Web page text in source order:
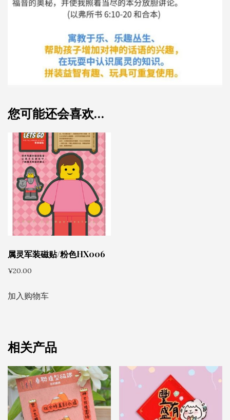
您可能还会喜欢…
属灵军装磁贴/粉色HX006
¥20.00
加入购物车
相关产品